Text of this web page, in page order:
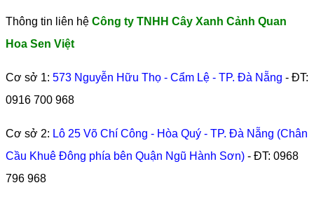
Thông tin liên hệ Công ty TNHH Cây Xanh Cảnh Quan
Hoa Sen Việt
Cơ sở 1: 573 Nguyễn Hữu Thọ - Cẩm Lệ - TP. Đà Nẵng - ĐT:
0916 700 968
Cơ sở 2: Lô 25 Võ Chí Công - Hòa Quý - TP. Đà Nẵng (Chân
Cầu Khuê Đông phía bên Quận Ngũ Hành Sơn) - ĐT: 0968
796 968